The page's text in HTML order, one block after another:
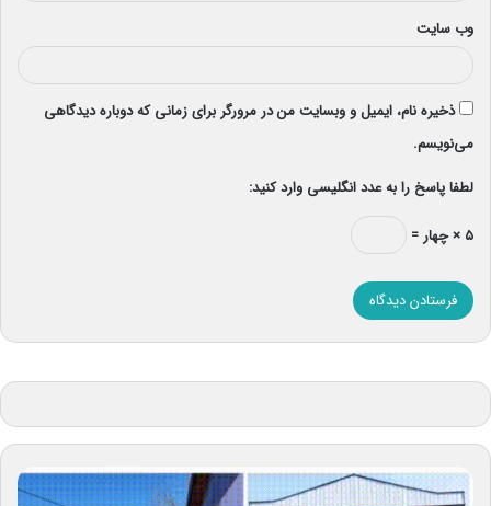
وب‌ سایت
ذخیره نام، ایمیل و وبسایت من در مرورگر برای زمانی که دوباره دیدگاهی
می‌نویسم.
لطفا پاسخ را به عدد انگلیسی وارد کنید:
۵ × چهار =